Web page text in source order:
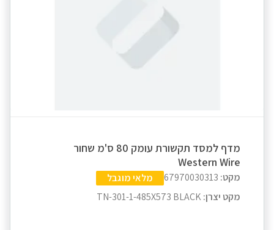
מדף למסד תקשורת עומק 80 ס'מ שחור
Western Wire
מקט: 67970030313
מלאי מוגבל
מקט יצרן:TN-301-1-485X573 BLACK